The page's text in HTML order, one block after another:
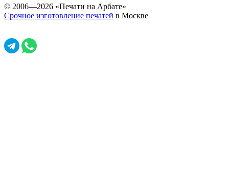
© 2006—2026 «Печати на Арбате»
Срочное изготовление печатей в Москве